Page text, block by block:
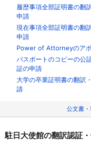
履歴事項全部証明書の翻
申請
現在事項全部証明書の翻
申請
Power of Attorneyのア
パスポートのコピーの公
証の申請
大学の卒業証明書の翻訳
請
公文書
駐日大使館の翻訳認証